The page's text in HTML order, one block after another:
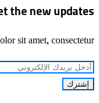
the new updates!
sit amet, consectetur.
أدخل
بريدك